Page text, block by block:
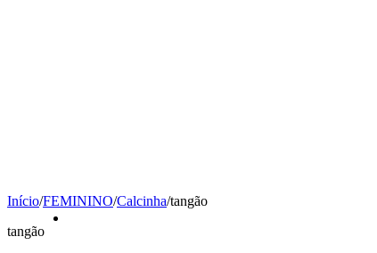
Início/FEMININO/Calcinha/tangão
tangão